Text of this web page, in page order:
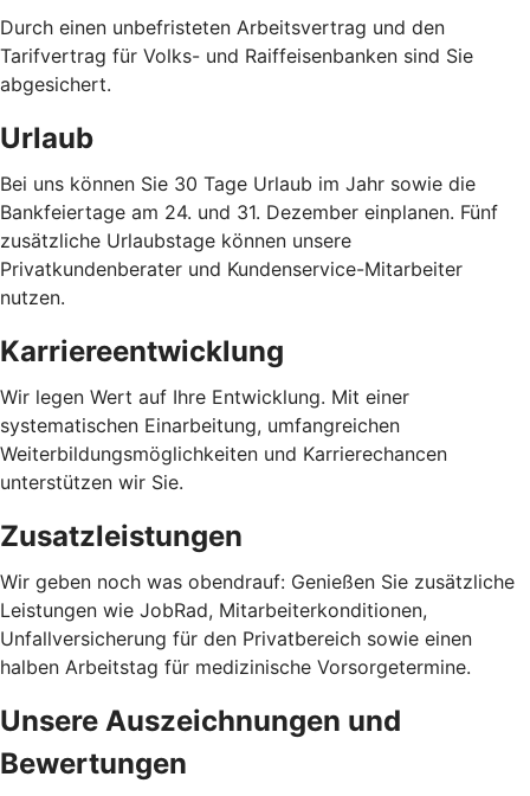
Durch einen unbefristeten Arbeitsvertrag und den
Tarifvertrag für Volks- und Raiffeisenbanken sind Sie
abgesichert.
Urlaub
Bei uns können Sie 30 Tage Urlaub im Jahr sowie die
Bankfeiertage am 24. und 31. Dezember einplanen. Fünf
zusätzliche Urlaubstage können unsere
Privatkundenberater und Kundenservice-Mitarbeiter
nutzen.
Karriereentwicklung
Wir legen Wert auf Ihre Entwicklung. Mit einer
systematischen Einarbeitung, umfangreichen
Weiterbildungsmöglichkeiten und Karrierechancen
unterstützen wir Sie.
Zusatzleistungen
Wir geben noch was obendrauf: Genießen Sie zusätzliche
Leistungen wie JobRad, Mitarbeiterkonditionen,
Unfallversicherung für den Privatbereich sowie einen
halben Arbeitstag für medizinische Vorsorgetermine.
Unsere Auszeichnungen und
Bewertungen